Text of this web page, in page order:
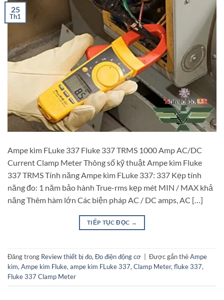
25
Th1
Ampe kìm FLuke 337 Fluke 337 TRMS 1000 Amp AC/DC
Current Clamp Meter Thông số kỹ thuật Ampe kìm Fluke
337 TRMS Tính năng Ampe kìm FLuke 337: 337 Kẹp tính
năng đo: 1 năm bảo hành True-rms kẹp mét MIN / MAX khả
năng Thêm hàm lớn Các biện pháp AC / DC amps, AC […]
TIẾP TỤC ĐỌC →
Đăng trong Review thiết bị đo,Đo điện động cơ Được gắn thẻAmpe
kìm,Ampe kìm Fluke,ampe kìm FLuke 337,Clamp Meter,fluke 337,
Fluke 337 Clamp Meter